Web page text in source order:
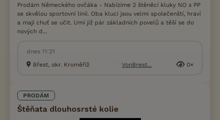
Prodám Německého ovčáka - Nabízíme 2 štěněcí kluky NO s PP
se skvělou sportovní linií. Oba kluci jsou velmi společenští, hraví
a mají chuť se učit. Umí již pár základních povelů a těší se do
nových d...
dnes 11:21
Břest, okr. Kroměříž
VonBrest... 0×
PRODÁM
Štěňata dlouhosrsté kolie